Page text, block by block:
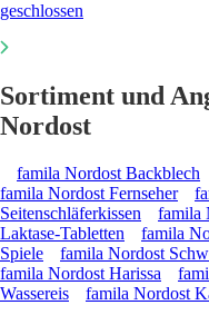
geschlossen
Sortiment und
Nordost
famila Nordost Backblech
famila Nordost Fernseher
Seitenschläferkissen
famila
Laktase-Tabletten
famila
Spiele
famila Nordost
famila Nordost Harissa
Wassereis
famila Nordost